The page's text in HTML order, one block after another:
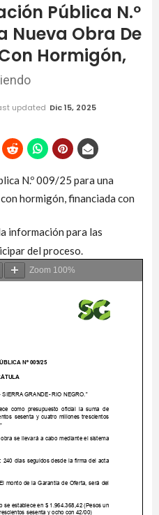
Pública N.º
Nueva Obra De
Hormigón,
updated Dic 15, 2025
N.º 009/25 para una
hormigón, financiada con
información para las
del proceso.
Zoom 100%